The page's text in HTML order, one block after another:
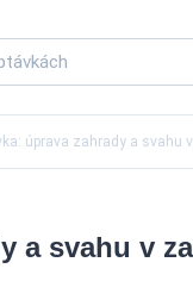
úprava zahrady a svahu
a svahu v